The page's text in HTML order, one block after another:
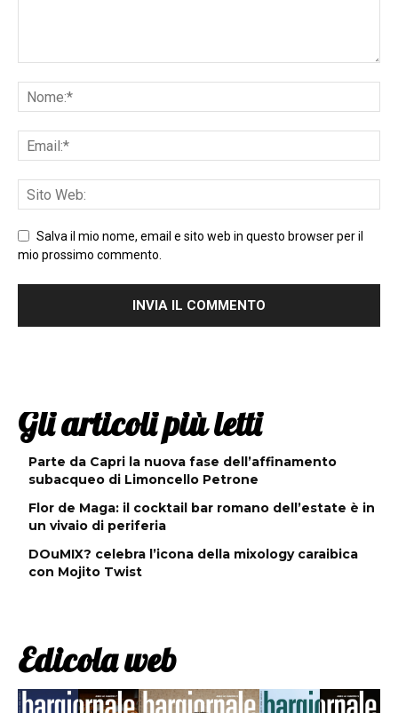
Salva il mio nome, email e sito web in questo browser per il
mio prossimo commento.
Gli articoli più letti
Parte da Capri la nuova fase dell’affinamento
subacqueo di Limoncello Petrone
Flor de Maga: il cocktail bar romano dell’estate è in
un vivaio di periferia
DOuMIX? celebra l’icona della mixology caraibica
con Mojito Twist
Edicola web